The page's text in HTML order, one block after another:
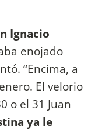
Ignacio
enojado
“Encima, a
El velorio
o el 31 Juan
ya le